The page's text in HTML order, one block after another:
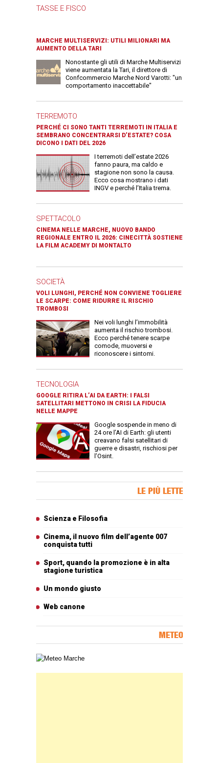
TASSE E FISCO
MARCHE MULTISERVIZI: UTILI MILIONARI MA
AUMENTO DELLA TARI
Nonostante gli utili di Marche Multiservizi
viene aumentata la Tari, il direttore di
Confcommercio Marche Nord Varotti: "un
comportamento inaccettabile"
TERREMOTO
PERCHÉ CI SONO TANTI TERREMOTI IN ITALIA E
SEMBRANO CONCENTRARSI D’ESTATE? COSA
DICONO I DATI DEL 2026
I terremoti dell’estate 2026
fanno paura, ma caldo e
stagione non sono la causa.
Ecco cosa mostrano i dati
INGV e perché l’Italia trema.
SPETTACOLO
CINEMA NELLE MARCHE, NUOVO BANDO
REGIONALE ENTRO IL 2026: CINECITTÀ SOSTIENE
LA FILM ACADEMY DI MONTALTO
SOCIETÀ
VOLI LUNGHI, PERCHÉ NON CONVIENE TOGLIERE
LE SCARPE: COME RIDURRE IL RISCHIO
TROMBOSI
Nei voli lunghi l’immobilità
aumenta il rischio trombosi.
Ecco perché tenere scarpe
comode, muoversi e
riconoscere i sintomi.
TECNOLOGIA
GOOGLE RITIRA L’AI DA EARTH: I FALSI
SATELLITARI METTONO IN CRISI LA FIDUCIA
NELLE MAPPE
Google sospende in meno di
24 ore l’AI di Earth: gli utenti
creavano falsi satellitari di
guerre e disastri, rischiosi per
l’Osint.
LE PIÙ LETTE
Scienza e Filosofia
Cinema, il nuovo film dell’agente 007
conquista tutti
Sport, quando la promozione è in alta
stagione turistica
Un mondo giusto
Web canone
METEO
Carta meteorologica delle Marche